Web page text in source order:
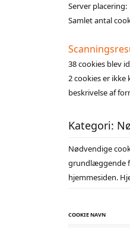
Server
Samlet antal
38 cookies blev
2 cookies er ikke
beskrivelse af
Kategori:
Nødvendige
grundlæggende
hjemmesiden.
COOKIE NAVN